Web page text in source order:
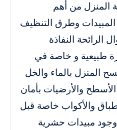
المنزل من أهم
وطرق التنظيف
الرائحة النفاذة
طبيعية و خاصة في
المنزل بالماء والخل
والأرضيات بأمان
والأكواب خاصة قبل
مبيدات حشرية